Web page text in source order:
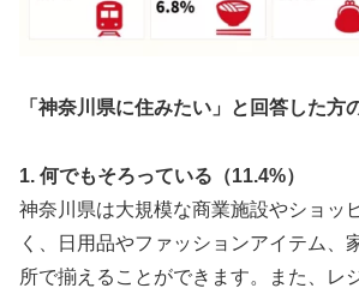
「神奈川県に住みたい」と回答した方
1. 何でもそろっている（11.4%）
神奈川県は大規模な商業施設やショッ
く、日用品やファッションアイテム、
所で揃えることができます。また、レ